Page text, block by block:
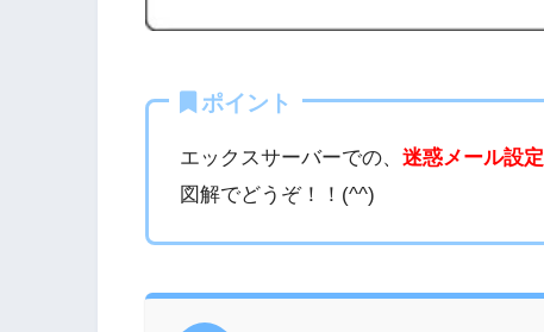
ポイント
エックスサーバーでの、 迷惑メール設定
図解でどうぞ！！(^^)